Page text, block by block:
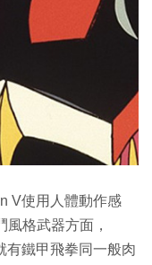
V使用人體動作感
格武器方面，
有鐵甲飛拳同一般肉